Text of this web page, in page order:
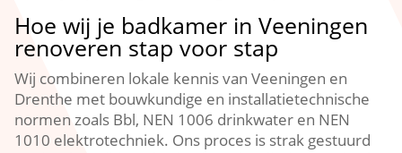
Hoe wij je badkamer in Veeningen
renoveren stap voor stap
Wij combineren lokale kennis van Veeningen en
Drenthe met bouwkundige en installatietechnische
normen zoals Bbl, NEN 1006 drinkwater en NEN
1010 elektrotechniek. Ons proces is strak gestuurd